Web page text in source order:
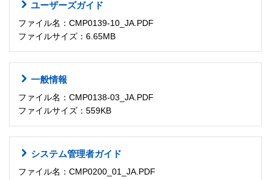
ユーザーズガイド
ファイル名：CMP0139-10_JA.PDF
ファイルサイズ：6.65MB
一般情報
ファイル名：CMP0138-03_JA.PDF
ファイルサイズ：559KB
システム管理者ガイド
ファイル名：CMP0200_01_JA.PDF